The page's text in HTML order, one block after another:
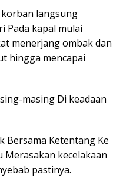
langsung
Pada kapal mulai
menerjang ombak dan
hingga mencapai
masing Di keadaan
Bersama Ketentang Ke
Merasakan kecelakaan
pastinya.